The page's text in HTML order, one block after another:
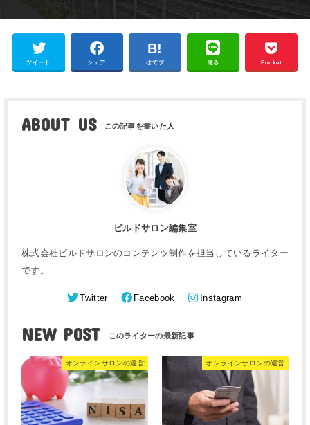
ツイート シェア はてブ 送る Pocket
ABOUT US
ビルドサロン編集室
株式会社ビルドサロンのコンテンツ制作を担当しているライター
です。
Twitter Facebook Instagram
NEW POST
オンラインサロンの運営 オンラインサロンの運営